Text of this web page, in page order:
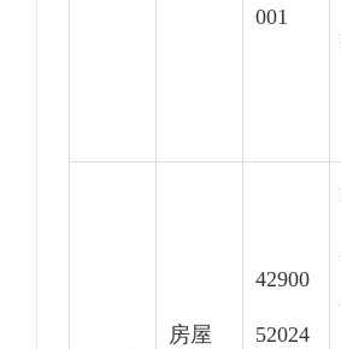
001
房屋
42900
52024